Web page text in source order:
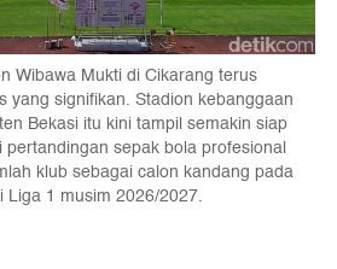
Wibawa Mukti di Cikarang terus
yang signifikan. Stadion kebanggaan
Bekasi itu kini tampil semakin siap
sepak bola profesional
klub sebagai calon kandang pada
Liga 1 musim 2026/2027.